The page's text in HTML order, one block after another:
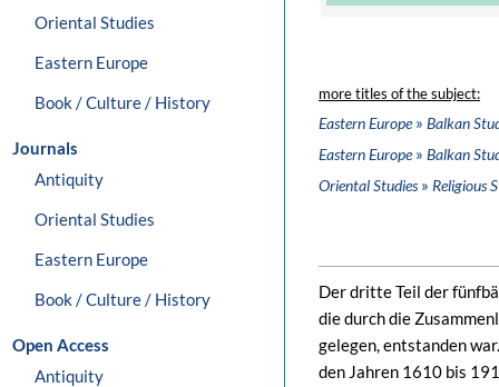
Oriental Studies
Eastern Europe
Book / Culture / History
Journals
Antiquity
Oriental Studies
Eastern Europe
Book / Culture / History
Open Access
Antiquity
more titles of the subject:
Eastern Europe» Balkan
Eastern Europe» Balkan
Oriental Studies» Religious
Der dritte Teil der
die durch die
gelegen, entstanden
den Jahren 1610 bis